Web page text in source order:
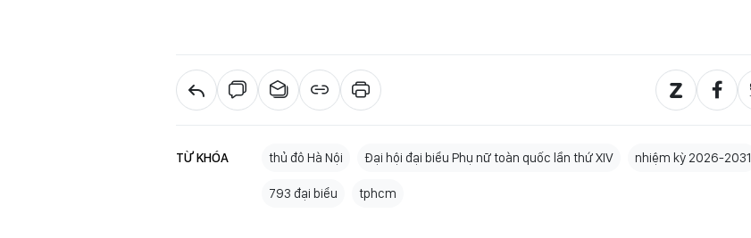
TỪ KHÓA thủ đô Hà Nội Đại hội đại biểu Phụ nữ toàn quốc lần thứ XIV nhiệm kỳ 2026-2031
793 đại biểu tphcm